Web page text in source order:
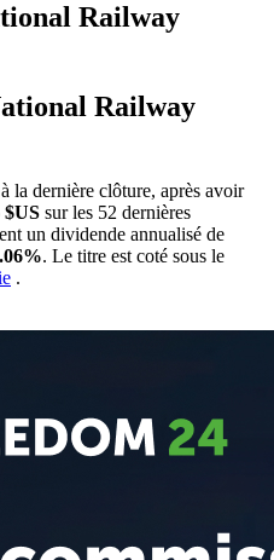
Railway
Railway
à la dernière clôture, après avoir
$US sur les 52 dernières
un dividende annualisé de
. Le titre est coté sous le
.